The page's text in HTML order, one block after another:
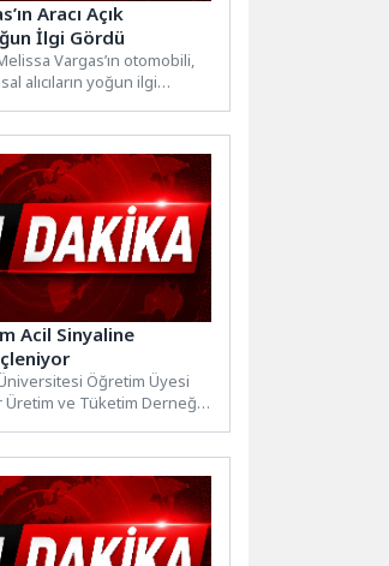
Aracı Açık
İlgi Gördü
Vargas’ın otomobili,
alıcıların yoğun ilgi
Acil Sinyaline
Öğretim Üyesi
ve Tüketim Derneği